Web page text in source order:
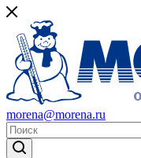
morena@morena.ru